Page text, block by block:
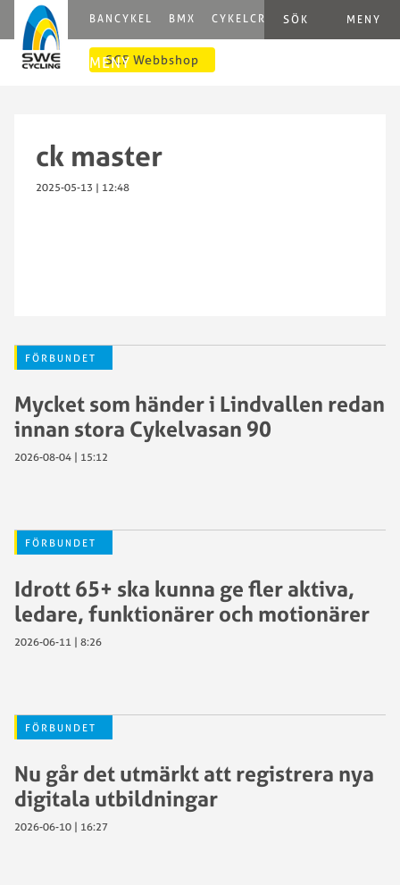
BANCYKEL BMX CYKELCROSS E-CYCLING
SÖK MENY
MENY
SCF Webbshop
ck master
2025-05-13 | 12:48
FÖRBUNDET
Mycket som händer i Lindvallen redan
innan stora Cykelvasan 90
2026-08-04 | 15:12
FÖRBUNDET
Idrott 65+ ska kunna ge fler aktiva,
ledare, funktionärer och motionärer
2026-06-11 | 8:26
FÖRBUNDET
Nu går det utmärkt att registrera nya
digitala utbildningar
2026-06-10 | 16:27